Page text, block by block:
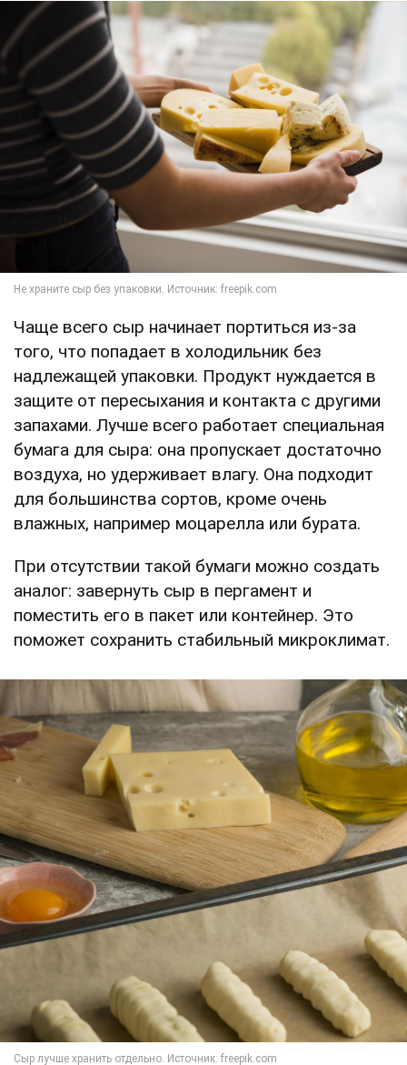
Чаще всего сыр начинает портиться из-за
того, что попадает в холодильник без
надлежащей упаковки. Продукт нуждается в
защите от пересыхания и контакта с другими
запахами. Лучше всего работает специальная
бумага для сыра: она пропускает достаточно
воздуха, но удерживает влагу. Она подходит
для большинства сортов, кроме очень
влажных, например моцарелла или бурата.
При отсутствии такой бумаги можно создать
аналог: завернуть сыр в пергамент и
поместить его в пакет или контейнер. Это
поможет сохранить стабильный микроклимат.